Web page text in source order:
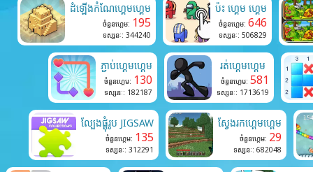
ដំឡើងកំណែហ្គេមហ្គេម
ចំនួនហ្គេម: 195
ទស្សនៈ: 344240
ប៉ះ ហ្គេម ហ្គេម
ចំនួនហ្គេម: 646
ទស្សនៈ: 506829
ភ្ជាប់ហ្គេមហ្គេម
ចំនួនហ្គេម: 130
ទស្សនៈ: 182187
រត់ហ្គេមហ្គេម
ចំនួនហ្គេម: 581
ទស្សនៈ: 1713619
ល្បែងផ្គុំរូប JIGSAW
ចំនួនហ្គេម: 135
ទស្សនៈ: 312291
ស្វែងរកហ្គេមហ្គេម
ចំនួនហ្គេម: 29
ទស្សនៈ: 682048